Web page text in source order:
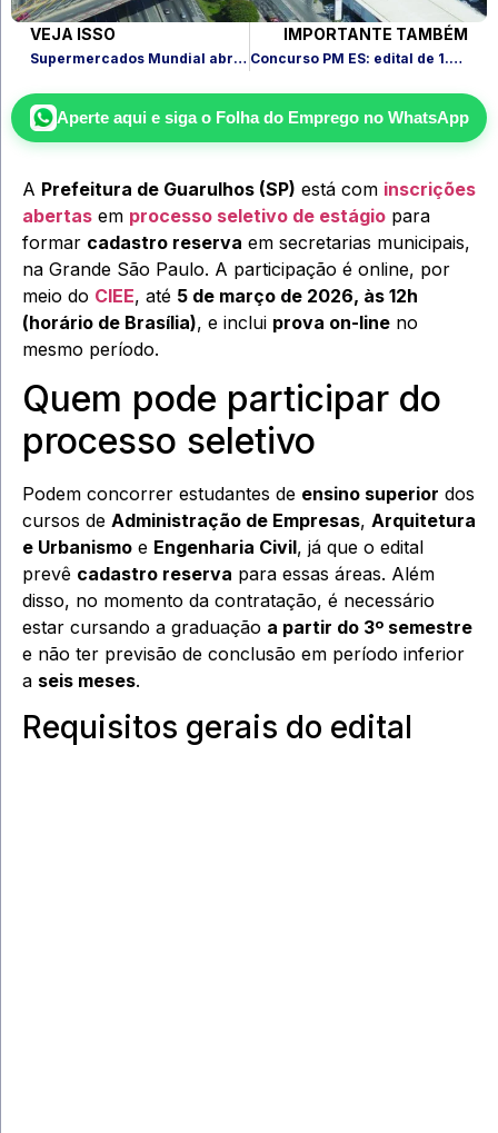
VEJA ISSO
Supermercados Mundial abre vagas de emprego no RJ e em Niterói
IMPORTANTE TAMBÉM
Concurso PM ES: edital de 1.000 vagas deve sair em março
Aperte aqui e siga o Folha do Empregono WhatsApp
A Prefeitura de Guarulhos (SP) está com inscrições
abertas em processo seletivo de estágio para
formar cadastro reserva em secretarias municipais,
na Grande São Paulo. A participação é online, por
meio do CIEE, até 5 de março de 2026, às 12h
(horário de Brasília), e inclui prova on-line no
mesmo período.
Quem pode participar do
processo seletivo
Podem concorrer estudantes de ensino superior dos
cursos de Administração de Empresas, Arquitetura
e Urbanismo e Engenharia Civil, já que o edital
prevê cadastro reserva para essas áreas. Além
disso, no momento da contratação, é necessário
estar cursando a graduação a partir do 3º semestre
e não ter previsão de conclusão em período inferior
a seis meses.
Requisitos gerais do edital